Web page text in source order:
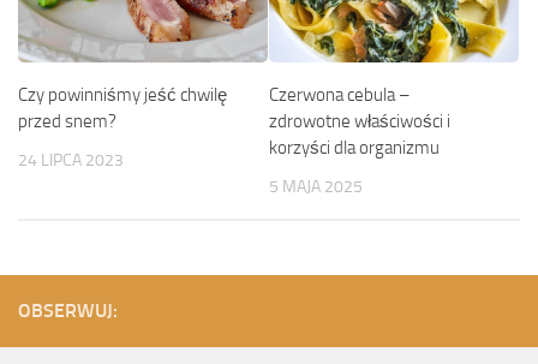
Czy powinniśmy jeść chwilę
przed snem?
24 LIPCA 2023
Czerwona cebula –
zdrowotne właściwości i
korzyści dla organizmu
5 MAJA 2025
OBSERWUJ: